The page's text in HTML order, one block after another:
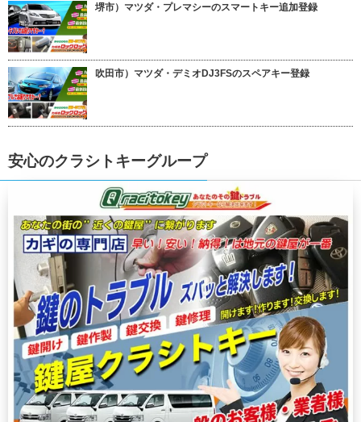
堺市）マツダ・プレマシーのスマートキー追加登録
吹田市）マツダ・デミオDJ3FSのスペアキー登録
安心のクラシトキーグループ